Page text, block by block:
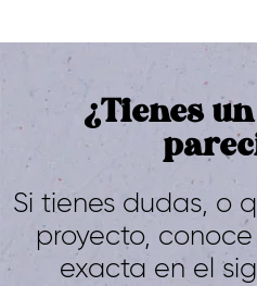
¿Tienes
Si tienes dudas, o
proyecto,
exacta en el